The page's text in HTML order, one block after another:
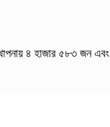
৪ হাজার ৫৮৩ জন এবং